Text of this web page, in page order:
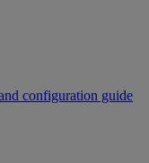
configuration guide